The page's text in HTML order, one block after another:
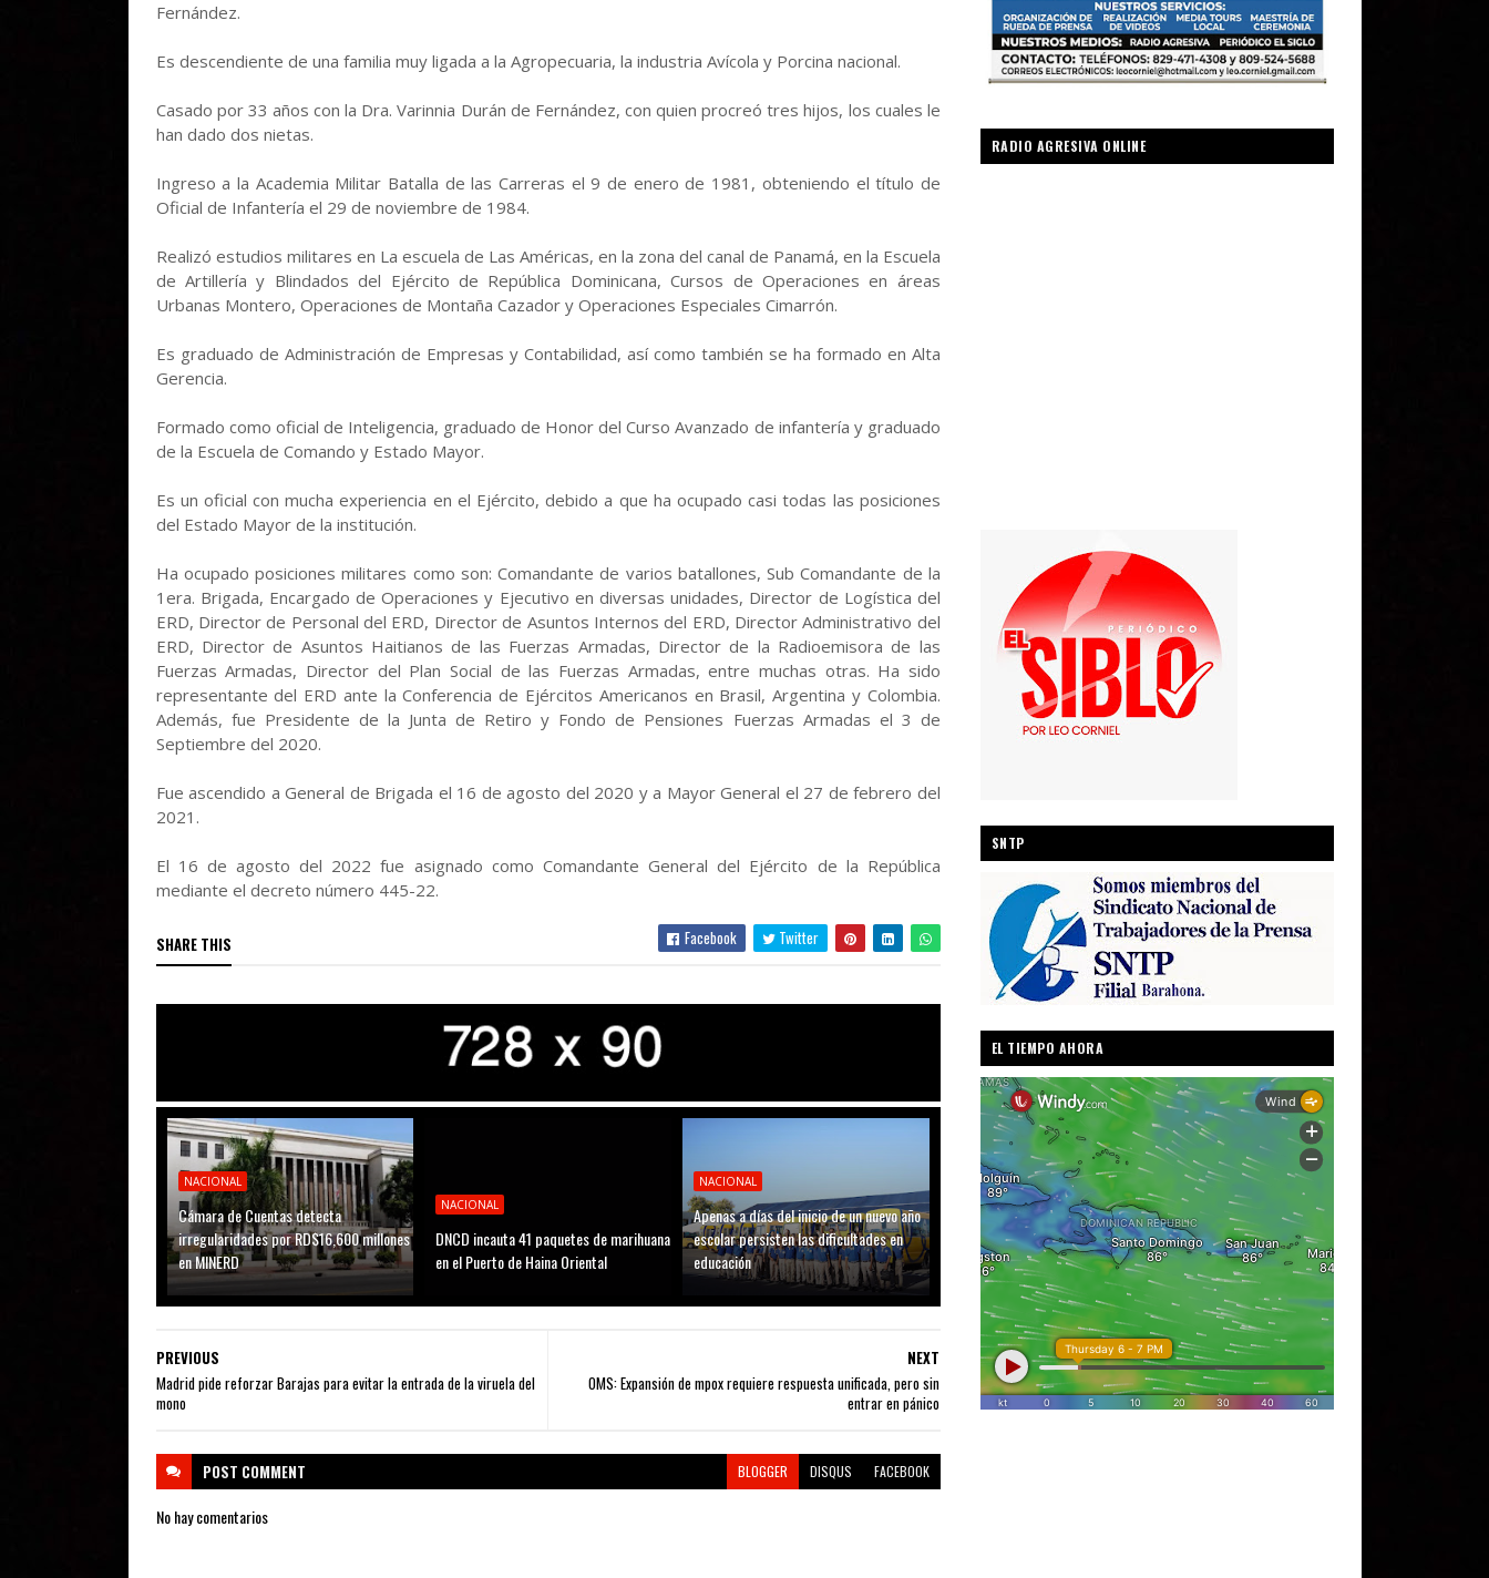
Fernández.
Es descendiente de una familia muy ligada a la Agropecuaria, la industria Avícola y Porcina nacional.
Casado por 33 años con la Dra. Varinnia Durán de Fernández, con quien procreó tres hijos, los cuales le
han dado dos nietas.
Ingreso a la Academia Militar Batalla de las Carreras el 9 de enero de 1981, obteniendo el título de
Oficial de Infantería el 29 de noviembre de 1984.
Realizó estudios militares en La escuela de Las Américas, en la zona del canal de Panamá, en la Escuela
de Artillería y Blindados del Ejército de República Dominicana, Cursos de Operaciones en áreas
Urbanas Montero, Operaciones de Montaña Cazador y Operaciones Especiales Cimarrón.
Es graduado de Administración de Empresas y Contabilidad, así como también se ha formado en Alta
Gerencia.
Formado como oficial de Inteligencia, graduado de Honor del Curso Avanzado de infantería y graduado
de la Escuela de Comando y Estado Mayor.
Es un oficial con mucha experiencia en el Ejército, debido a que ha ocupado casi todas las posiciones
del Estado Mayor de la institución.
Ha ocupado posiciones militares como son: Comandante de varios batallones, Sub Comandante de la
1era. Brigada, Encargado de Operaciones y Ejecutivo en diversas unidades, Director de Logística del
ERD, Director de Personal del ERD, Director de Asuntos Internos del ERD, Director Administrativo del
ERD, Director de Asuntos Haitianos de las Fuerzas Armadas, Director de la Radioemisora de las
Fuerzas Armadas, Director del Plan Social de las Fuerzas Armadas, entre muchas otras. Ha sido
representante del ERD ante la Conferencia de Ejércitos Americanos en Brasil, Argentina y Colombia.
Además, fue Presidente de la Junta de Retiro y Fondo de Pensiones Fuerzas Armadas el 3 de
Septiembre del 2020.
Fue ascendido a General de Brigada el 16 de agosto del 2020 y a Mayor General el 27 de febrero del
2021.
El 16 de agosto del 2022 fue asignado como Comandante General del Ejército de la República
mediante el decreto número 445-22.
SHARE THIS Facebook Twitter
NACIONAL
Cámara de Cuentas detecta
irregularidades por RD$16,600 millones
en MINERD
NACIONAL
DNCD incauta 41 paquetes de marihuana
en el Puerto de Haina Oriental
NACIONAL
Apenas a días del inicio de un nuevo año
escolar persisten las dificultades en
educación
NEXT
OMS: Expansión de mpox requiere respuesta unificada, pero sin
entrar en pánico
PREVIOUS
Madrid pide reforzar Barajas para evitar la entrada de la viruela del
mono
POST COMMENT BLOGGER DISQUS FACEBOOK
No hay comentarios
RADIO AGRESIVA ONLINE
SNTP
EL TIEMPO AHORA